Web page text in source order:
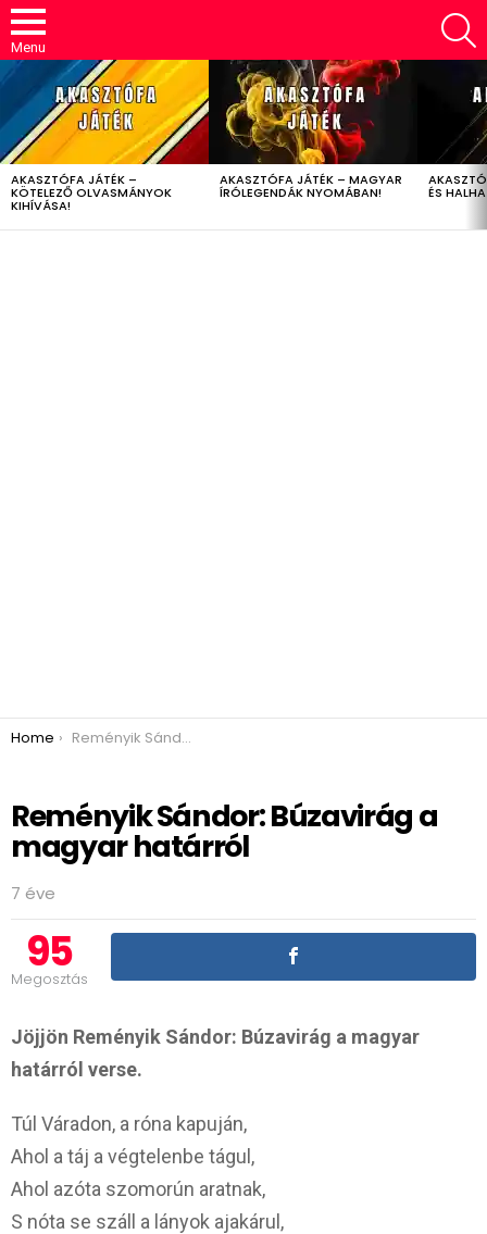
Menu
LATEST
STORIES
AKASZTÓFA JÁTÉK –
KÖTELEZŐ OLVASMÁNYOK
KIHÍVÁSA!
AKASZTÓFA JÁTÉK – MAGYAR
ÍRÓLEGENDÁK NYOMÁBAN! ÉS
You are here:
Home Reményik Sándor: Búzavirág a magyar határról
Reményik Sándor: Búzavirág a
magyar határról
7 éve
95
Megosztás
Jöjjön Reményik Sándor: Búzavirág a magyar
határról verse.
Túl Váradon, a róna kapuján,
Ahol a táj a végtelenbe tágul,
Ahol azóta szomorún aratnak,
S nóta se száll a lányok ajakárul,